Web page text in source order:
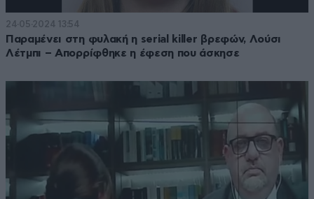
24·05·2024 13:54
Παραμένει στη φυλακή η serial killer βρεφών, Λούσι
Λέτμπι – Απορρίφθηκε η έφεση που άσκησε